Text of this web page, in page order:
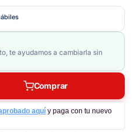
te ayudamos a cambiarla sin
Comprar
aquí y paga con tu nuevo